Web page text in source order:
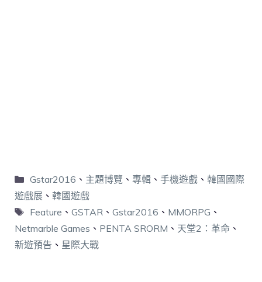
Gstar2016 、 主題博覽 、 專輯、 手機遊戲、 韓國國際
遊戲展 、 韓國遊戲
Feature 、 GSTAR、 Gstar2016 、 MMORPG 、
Netmarble Games 、 PENTA SRORM 、 天堂2：革命 、
新遊預告 、 星際大戰